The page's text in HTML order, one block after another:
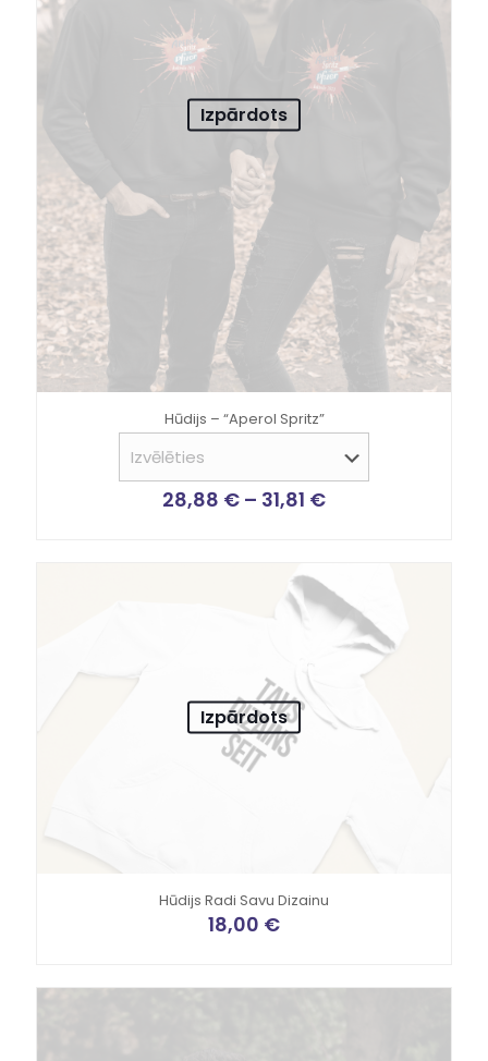
Izpārdots
Hūdijs – “Aperol Spritz”
28,88 € – 31,81 €
Izpārdots
Hūdijs Radi Savu Dizainu
18,00 €